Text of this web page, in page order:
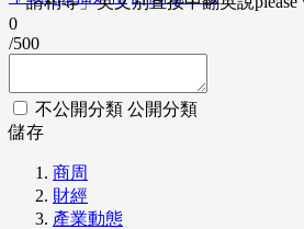
0
/500
不公開分類 公開分類
儲存
商周
財經
產業動態